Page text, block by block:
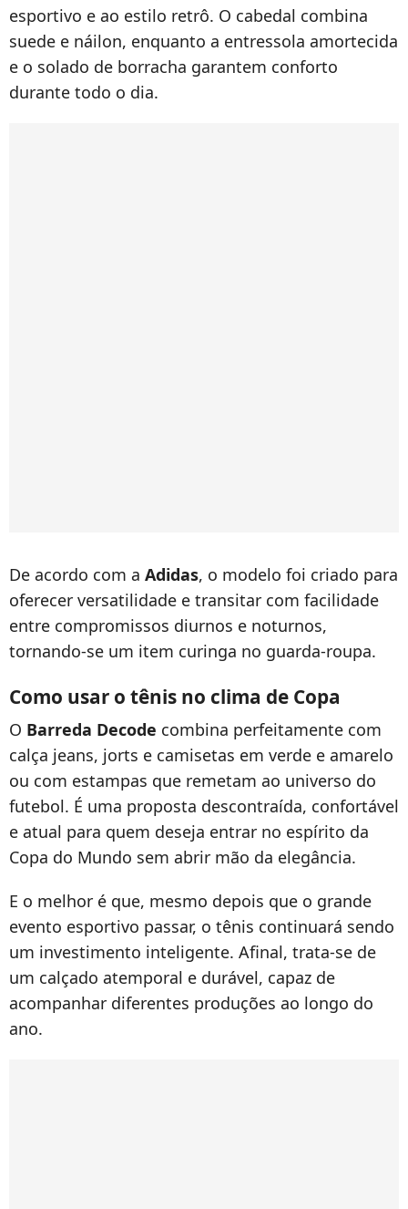
esportivo e ao estilo retrô. O cabedal combina
suede e náilon, enquanto a entressola amortecida
e o solado de borracha garantem conforto
durante todo o dia.
De acordo com a Adidas, o modelo foi criado para
oferecer versatilidade e transitar com facilidade
entre compromissos diurnos e noturnos,
tornando-se um item curinga no guarda-roupa.
Como usar o tênis no clima de Copa
O Barreda Decode combina perfeitamente com
calça jeans, jorts e camisetas em verde e amarelo
ou com estampas que remetam ao universo do
futebol. É uma proposta descontraída, confortável
e atual para quem deseja entrar no espírito da
Copa do Mundo sem abrir mão da elegância.
E o melhor é que, mesmo depois que o grande
evento esportivo passar, o tênis continuará sendo
um investimento inteligente. Afinal, trata-se de
um calçado atemporal e durável, capaz de
acompanhar diferentes produções ao longo do
ano.